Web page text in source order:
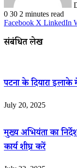
0 30 2 minutes read
Facebook X LinkedIn
संबंधित लेख
पटना के दियारा इलाके
July 20, 2025
मुख्य अभियंता का
कार्य शीघ्र करें